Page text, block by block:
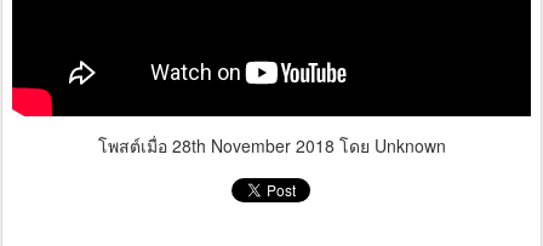
โพสต์เมื่อ 28th November 2018 โดย Unknown